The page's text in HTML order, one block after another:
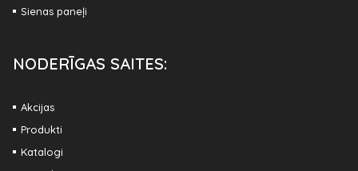
Sienas paneļi
NODERĪGAS SAITES:
Akcijas
Produkti
Katalogi